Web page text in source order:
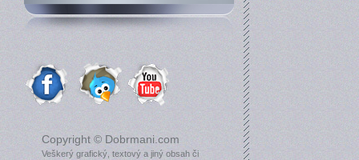
Copyright © Dobrmani.com
Veškerý grafický, textový a jiný obsah či